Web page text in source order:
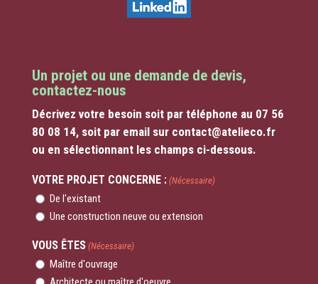
Un projet ou une demande de devis,
contactez-nous
Décrivez votre besoin soit par téléphone au 07 56
80 08 14, soit par email sur contact@atelieco.fr
ou en sélectionnant les champs ci-dessous.
VOTRE PROJET CONCERNE : (Nécessaire)
De l'existant
Une construction neuve ou extension
VOUS ÊTES (Nécessaire)
Maître d'ouvrage